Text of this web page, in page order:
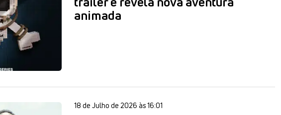
animada
18 de Julho de 2026 às 16:01